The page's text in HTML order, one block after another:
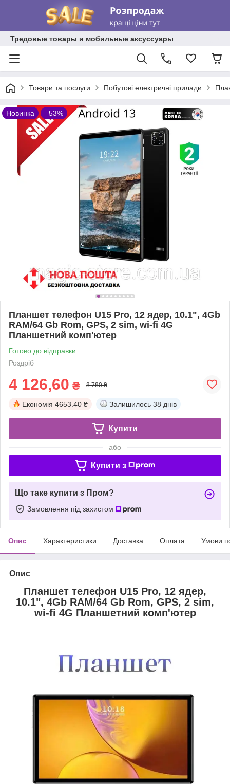
Тредовые товары и мобильные аксуссуары
Товари та послуги Побутові електричні прилади
Новинка –53%
Планшет телефон U15 Pro, 12 ядер, 10.1", 4Gb
RAM/64 Gb Rom, GPS, 2 sim, wi-fi 4G
Планшетний комп'ютер
Готово до відправки
Роздріб
4 126,60 ₴ 8 780 ₴
Економія 4653.40 ₴ Залишилось 38 днів
Купити
або
Купити з
Що таке купити з Пром?
Замовлення під захистом
Опис Характеристики Доставка Оплата Умови
Опис
Планшет телефон U15 Pro, 12 ядер,
10.1", 4Gb RAM/64 Gb Rom, GPS, 2 sim,
wi-fi 4G Планшетний комп'ютер